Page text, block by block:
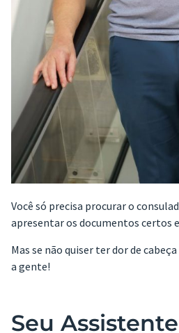
Você só precisa procurar o
apresentar os documentos certos
Mas se não quiser ter dor de
a gente!
Seu